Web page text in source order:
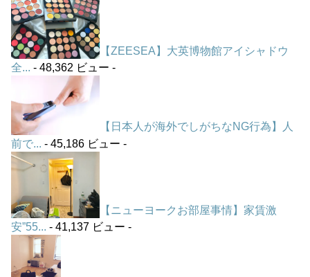
【ZEESEA】大英博物館アイシャドウ
全... - 48,362 ビュー -
【日本人が海外でしがちなNG行為】人
前で...
- 45,186 ビュー -
【ニューヨークお部屋事情】家賃激
安”55...
- 41,137 ビュー -